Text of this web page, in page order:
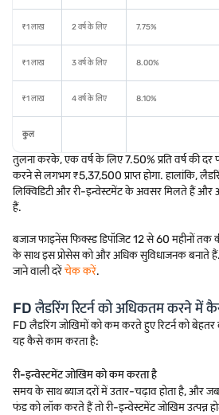
₹1 लाख 2 वर्ष के लिए 7.75%
₹1 लाख 3 वर्ष के लिए 8.00%
₹1 लाख 4 वर्ष के लिए 8.10%
कुल
तुलना करके, एक वर्ष के लिए 7.50% प्रति वर्ष की
करने से लगभग ₹5,37,500 प्राप्त होगा. हालांकि,
लिक्विडिटी और री-इन्वेस्टमेंट के अवसर मिलते हैं और
हैं.
बजाज फाइनेंस फिक्स्ड डिपॉजिट 12 से 60 महीनों
के साथ इस प्रोसेस को और अधिक सुविधाजनक बनाते हैं.
जाने वाली दरेंचेक करें.
FD लैडरिंग रिटर्न को अधिकतम करने में
FD लैडरिंग जोखिमों को कम करते हुए रिटर्न को बेहतर
यह कैसे काम करता है:
री-इन्वेस्टमेंट जोखिम को कम करता है
समय के साथ ब्याज दरों में उतार-चढ़ाव होता है, और
फंड को लॉक करते हैं तो री-इन्वेस्टमेंट जोखिम उत्पन्न